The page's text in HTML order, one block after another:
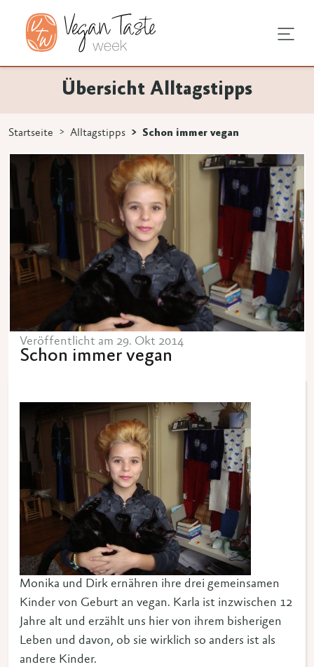
Übersicht Alltagstipps
Startseite Alltagstipps Schon immer vegan
Veröffentlicht am 29. Okt 2014
Schon immer vegan
Monika und Dirk ernähren ihre drei gemeinsamen
Kinder von Geburt an vegan. Karla ist inzwischen 12
Jahre alt und erzählt uns hier von ihrem bisherigen
Leben und davon, ob sie wirklich so anders ist als
andere Kinder.